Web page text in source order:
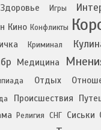
Здоровье Игры
Кино Конфликты
Криминал
Медицина
Отдых
Происшествия
Религия СНГ Сиськи